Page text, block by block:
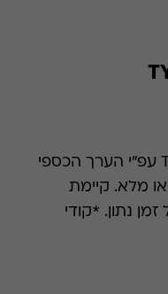
גיפט קארד למסעדת השף TYO עפ"י הערך הכספי
או מלא. קיימת
אפשרות לבדוק את היתרה בכל זמן נתון. *קודי